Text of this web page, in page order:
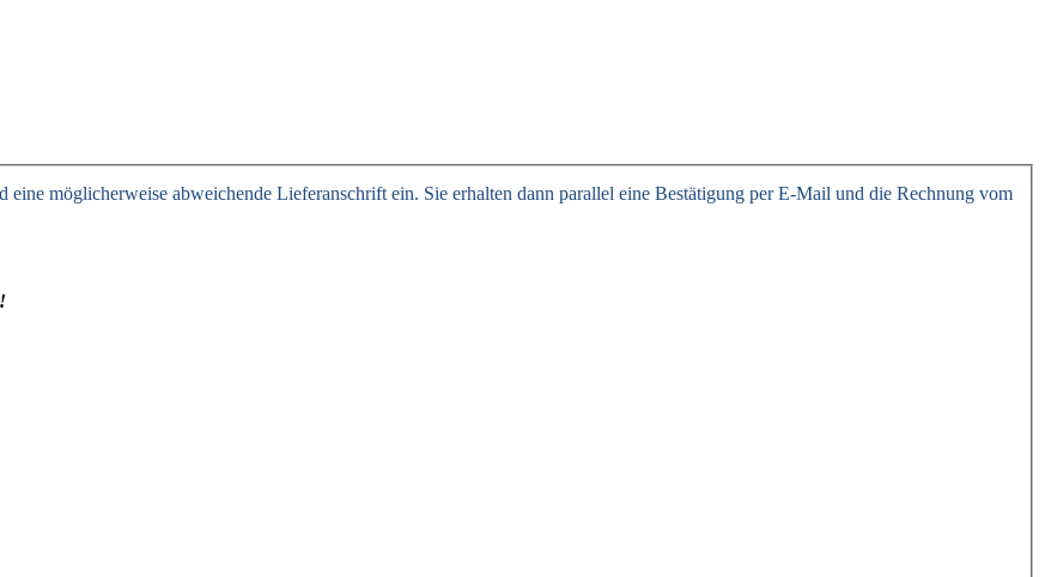
möglicherweise abweichende Lieferanschrift ein. Sie erhalten dann parallel eine Bestätigung per E-Mail und die Rechnung vom